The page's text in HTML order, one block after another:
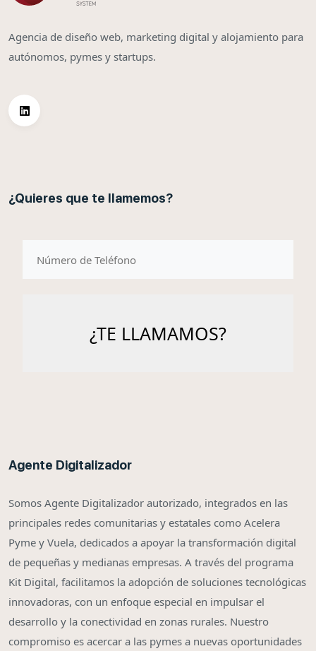
Agencia de diseño web, marketing digital y alojamiento para
autónomos, pymes y startups.
¿Quieres que te llamemos?
Agente Digitalizador
Somos Agente Digitalizador autorizado, integrados en las
principales redes comunitarias y estatales como Acelera
Pyme y Vuela, dedicados a apoyar la transformación digital
de pequeñas y medianas empresas. A través del programa
Kit Digital, facilitamos la adopción de soluciones tecnológicas
innovadoras, con un enfoque especial en impulsar el
desarrollo y la conectividad en zonas rurales. Nuestro
compromiso es acercar a las pymes a nuevas oportunidades